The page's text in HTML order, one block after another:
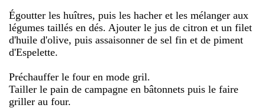
Égoutter les huîtres, puis les hacher et les mélanger aux
légumes taillés en dés. Ajouter le jus de citron et un filet
d'huile d'olive, puis assaisonner de sel fin et de piment
d'Espelette.
Préchauffer le four en mode gril.
Tailler le pain de campagne en bâtonnets puis le faire
griller au four.